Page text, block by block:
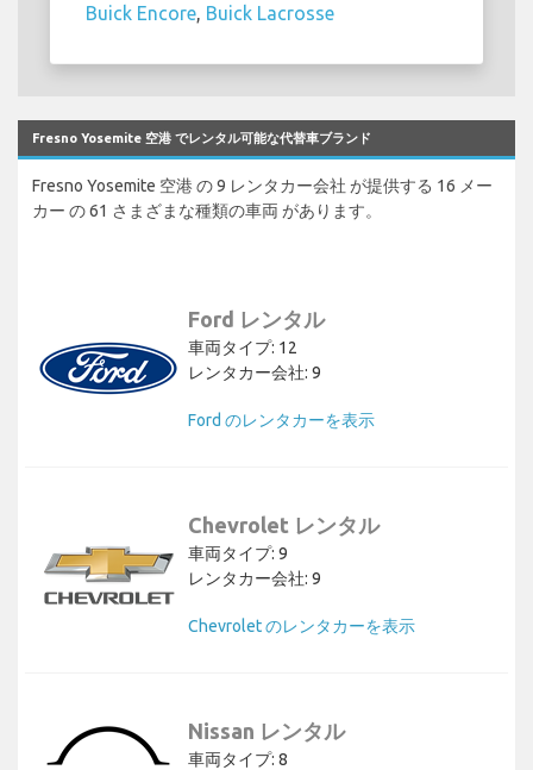
Buick Encore Buick Lacrosse
Fresno Yosemite 空港 でレンタル可能な代替車ブランド
Fresno Yosemite 空港 の 9 レンタカー会社 が提供する 16 メー
カー の 61 さまざまな種類の車両 があります。
Ford レンタル
車両タイプ: 12
レンタカー会社: 9
Ford のレンタカーを表示
Chevrolet レンタル
車両タイプ: 9
レンタカー会社: 9
Chevrolet のレンタカーを表示
Nissan レンタル
車両タイプ: 8